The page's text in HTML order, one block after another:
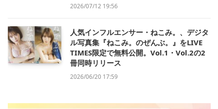
2026/07/12 19:56
人気インフルエンサー・ねこみ。、デジタ
ル写真集『ねこみ。のぜんぶ。』をLIVE
TIMES限定で無料公開。Vol.1・Vol.2の2
冊同時リリース
2026/06/20 17:59